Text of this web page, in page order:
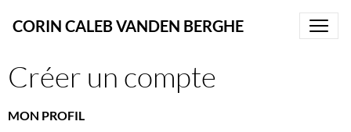
CORIN CALEB VANDEN BERGHE
Créer un compte
MON PROFIL